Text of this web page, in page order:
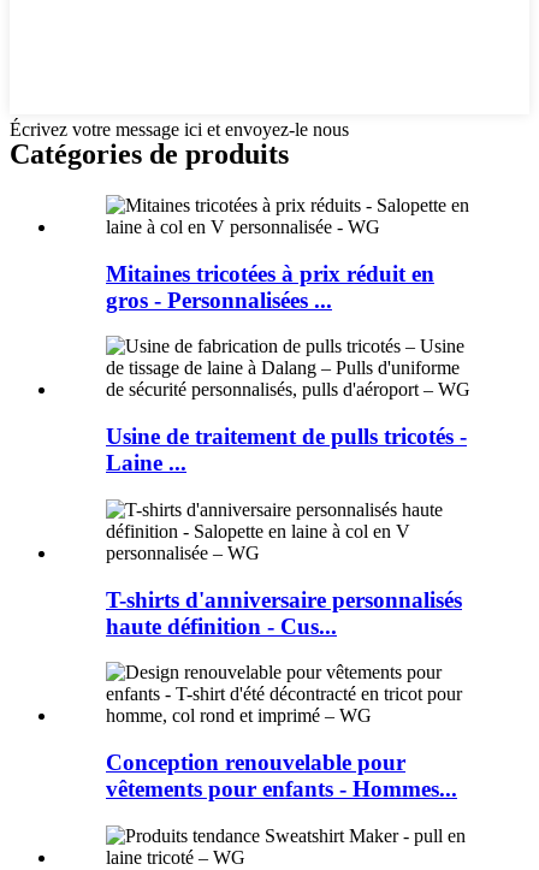
Écrivez votre message ici et envoyez-le nous
Catégories de produits
Mitaines tricotées à prix réduit en
gros - Personnalisées ...
Usine de traitement de pulls tricotés -
Laine ...
T-shirts d'anniversaire personnalisés
haute définition - Cus...
Conception renouvelable pour
vêtements pour enfants - Hommes...